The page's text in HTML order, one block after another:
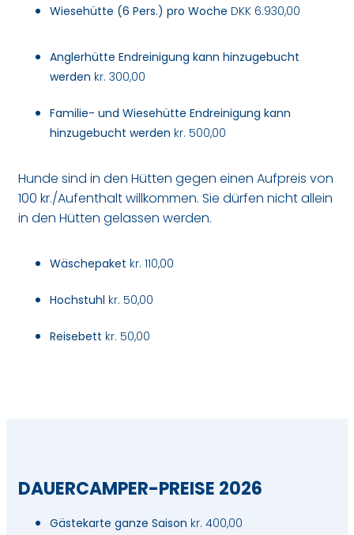
Wiesehütte (6 Pers.) pro Woche DKK 6.930,00
Anglerhütte Endreinigung kann hinzugebucht
werden kr. 300,00
Familie- und Wiesehütte Endreinigung kann
hinzugebucht werden kr. 500,00
Hunde sind in den Hütten gegen einen Aufpreis von
100 kr./Aufenthalt willkommen. Sie dürfen nicht allein
in den Hütten gelassen werden.
Wäschepaket kr. 110,00
Hochstuhl kr. 50,00
Reisebett kr. 50,00
DAUERCAMPER-PREISE 2026
Gästekarte ganze Saison kr. 400,00